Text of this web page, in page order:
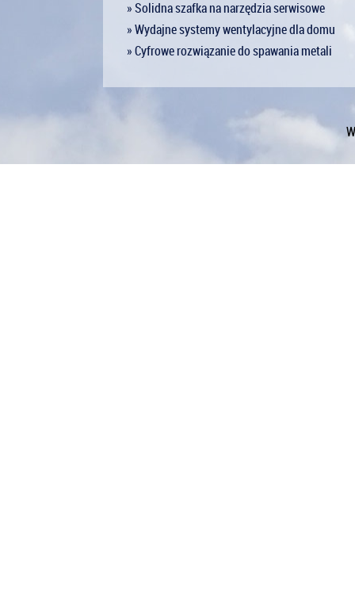
» Solidna szafka na narzędzia serwisowe
» Wydajne systemy wentylacyjne dla domu
» Cyfrowe rozwiązanie do spawania metali